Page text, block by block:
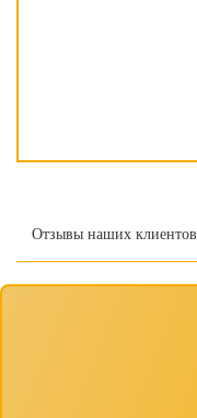
Отзывы наших клиентов